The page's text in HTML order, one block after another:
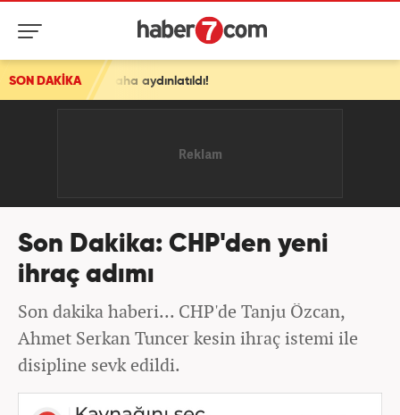
SON DAKİKA
aydınlatıldı!
Son Dakika: CHP'den yeni
ihraç adımı
Son dakika haberi... CHP'de Tanju Özcan,
Ahmet Serkan Tuncer kesin ihraç istemi ile
disipline sevk edildi.